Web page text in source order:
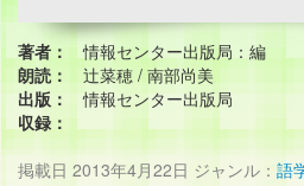
著者：
情報センター出版局：編
朗読：
辻菜穂 / 南部尚美
出版：
情報センター出版局
収録：
掲載日 2013年4月22日 ジャンル： 語